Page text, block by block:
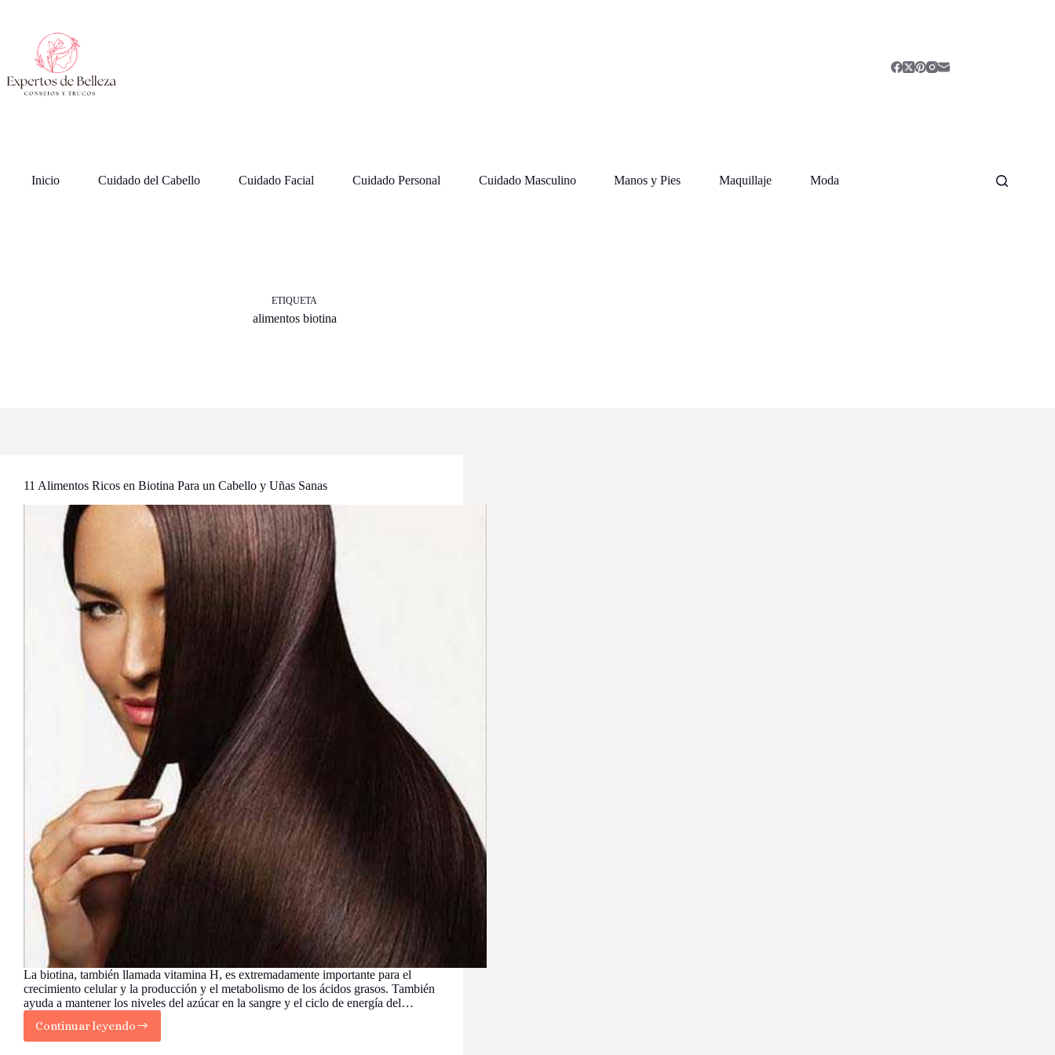
contenido
Inicio Cuidado del Cabello Cuidado Facial Cuidado Personal Cuidado Masculino Manos y Pies Maquillaje Moda
ETIQUETA
alimentos biotina
11 Alimentos Ricos en Biotina Para un Cabello y Uñas Sanas
La biotina, también llamada vitamina H, es extremadamente importante para el
crecimiento celular y la producción y el metabolismo de los ácidos grasos. También
ayuda a mantener los niveles del azúcar en la sangre y el ciclo de energía del…
Continuar leyendo
11
Alimentos